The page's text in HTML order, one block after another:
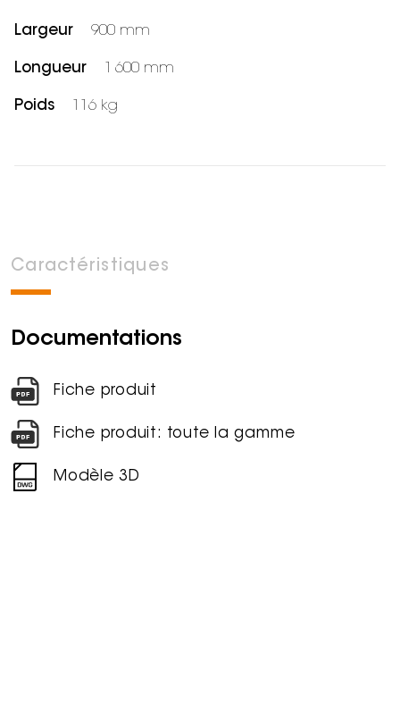
Largeur 900 mm
Longueur 1 600 mm
Poids 116 kg
Caractéristiques
Documentations
Fiche produit
Fiche produit: toute la gamme
Modèle 3D